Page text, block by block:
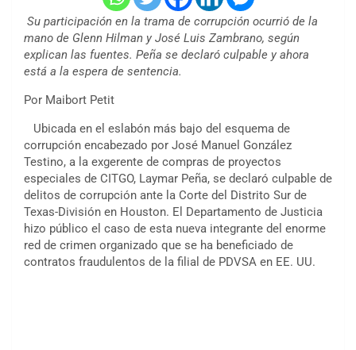
Su participación en la trama de corrupción ocurrió de la
mano de Glenn Hilman y José Luis Zambrano, según
explican las fuentes. Peña se declaró culpable y ahora
está a la espera de sentencia.
Por Maibort Petit
Ubicada en el eslabón más bajo del esquema de
corrupción encabezado por José Manuel González
Testino, a la exgerente de compras de proyectos
especiales de CITGO, Laymar Peña, se declaró culpable de
delitos de corrupción ante la Corte del Distrito Sur de
Texas-División en Houston. El Departamento de Justicia
hizo público el caso de esta nueva integrante del enorme
red de crimen organizado que se ha beneficiado de
contratos fraudulentos de la filial de PDVSA en EE. UU.